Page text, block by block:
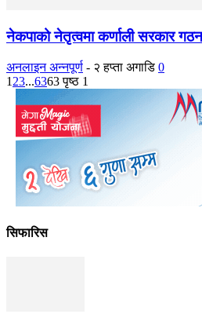
नेकपाको नेतृत्वमा कर्णाली सरकार
अनलाइन अन्नपूर्ण - २ हप्ता अगाडि 0
1 23...6363 पृष्ठ 1
सिफारिस